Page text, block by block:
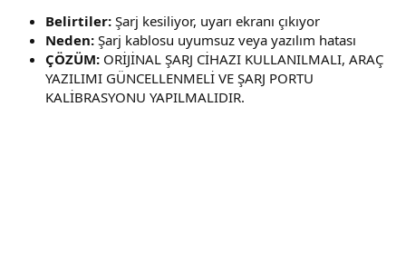
Belirtiler: Şarj kesiliyor, uyarı ekranı çıkıyor
Neden: Şarj kablosu uyumsuz veya yazılım hatası
ÇÖZÜM: ORİJİNAL ŞARJ CİHAZI KULLANILMALI, ARAÇ
YAZILIMI GÜNCELLENMELİ VE ŞARJ PORTU
KALİBRASYONU YAPILMALIDIR.